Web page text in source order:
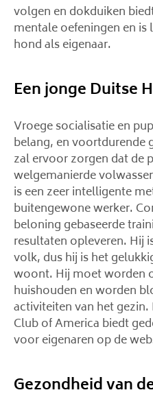
volgen en dokduiken
mentale oefeningen en
hond als eigenaar.
Een jonge Duitse
Vroege socialisatie en
belang, en voortdurende
zal ervoor zorgen dat de
welgemanierde
is een zeer intelligente
buitengewone werker.
beloning gebaseerde
resultaten opleveren. Hij
volk, dus hij is het
woont. Hij moet worden
huishouden en worden
activiteiten van het
Club of America biedt
voor eigenaren op de
Gezondheid van